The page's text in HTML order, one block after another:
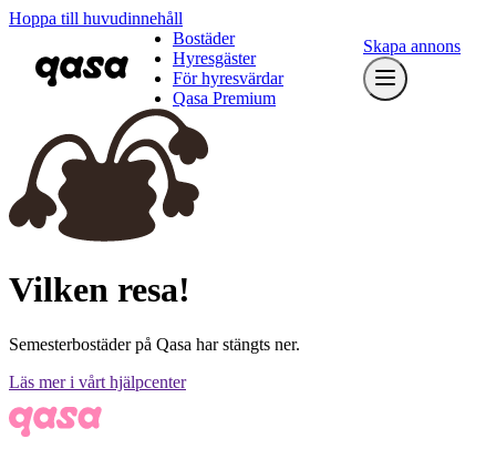
Hoppa till huvudinnehåll
Bostäder
Hyresgäster
För hyresvärdar
Qasa Premium
Skapa annons
Vilken resa!
Semesterbostäder på Qasa har stängts ner.
Läs mer i vårt hjälpcenter